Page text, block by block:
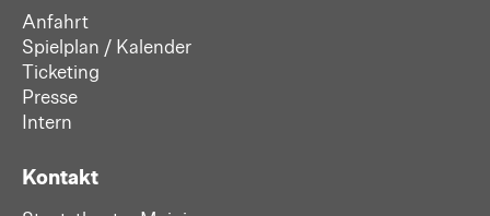
Anfahrt
Spielplan / Kalender
Ticketing
Presse
Intern
Kontakt